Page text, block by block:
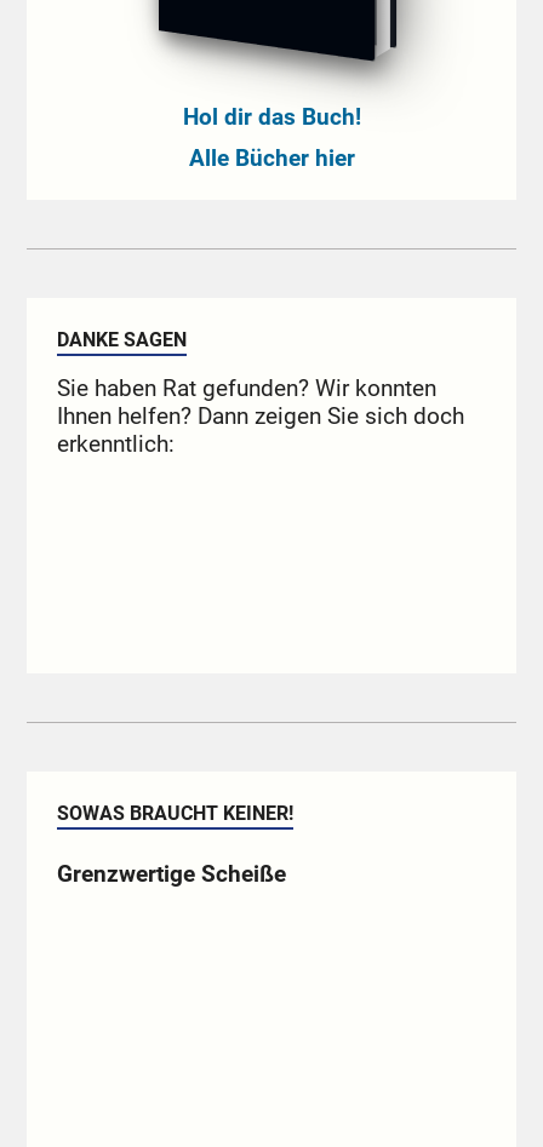
Hol dir das Buch!
Alle Bücher hier
DANKE SAGEN
Sie haben Rat gefunden? Wir konnten
Ihnen helfen? Dann zeigen Sie sich doch
erkenntlich:
SOWAS BRAUCHT KEINER!
Grenzwertige Scheiße